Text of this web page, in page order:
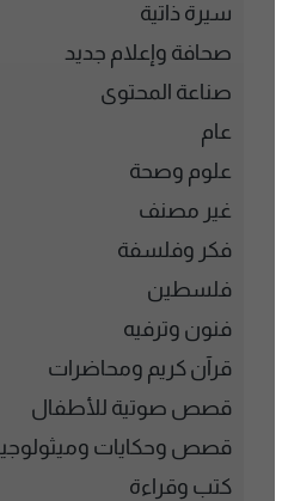
سيرة ذاتية
صحافة وإعلام جديد
صناعة المحتوى
عام
علوم وصحة
غير مصنف
فكر وفلسفة
فلسطين
فنون وترفيه
قرآن كريم ومحاضرات
قصص صوتية للأطفال
قصص وحكايات وميثولوجيا
كتب وقراءة